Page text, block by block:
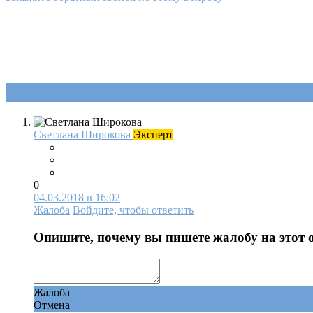
Светлана Широкова Эксперт
0
04.03.2018 в 16:02
Жалоба Войдите, чтобы ответить
Опишите, почему вы пишете жалобу на этот
Жалоба
Отмена